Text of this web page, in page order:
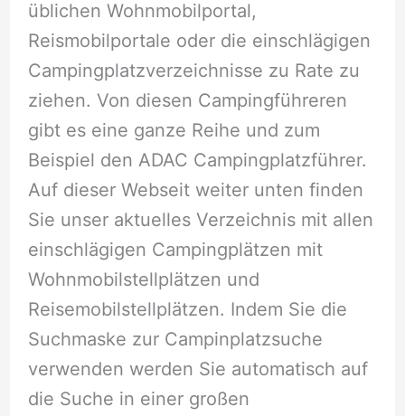
üblichen Wohnmobilportal,
Reismobilportale oder die einschlägigen
Campingplatzverzeichnisse zu Rate zu
ziehen. Von diesen Campingführeren
gibt es eine ganze Reihe und zum
Beispiel den ADAC Campingplatzführer.
Auf dieser Webseit weiter unten finden
Sie unser aktuelles Verzeichnis mit allen
einschlägigen Campingplätzen mit
Wohnmobilstellplätzen und
Reisemobilstellplätzen. Indem Sie die
Suchmaske zur Campinplatzsuche
verwenden werden Sie automatisch auf
die Suche in einer großen